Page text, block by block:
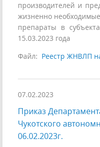
производителей и
жизненно
препараты в
15.03.2023 года
Файл: Реестр ЖНВЛП
07.02.2023
Приказ
Чукотского
06.02.2023г.